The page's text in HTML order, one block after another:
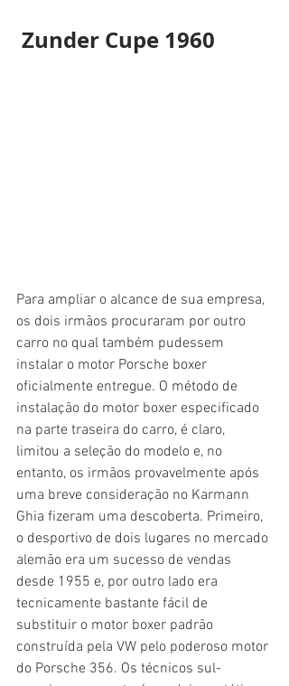
Zunder Cupe 1960
Para ampliar o alcance de sua empresa,
os dois irmãos procuraram por outro
carro no qual também pudessem
instalar o motor Porsche boxer
oficialmente entregue. O método de
instalação do motor boxer especificado
na parte traseira do carro, é claro,
limitou a seleção do modelo e, no
entanto, os irmãos provavelmente após
uma breve consideração no Karmann
Ghia fizeram uma descoberta. Primeiro,
o desportivo de dois lugares no mercado
alemão era um sucesso de vendas
desde 1955 e, por outro lado era
tecnicamente bastante fácil de
substituir o motor boxer padrão
construída pela VW pelo poderoso motor
do Porsche 356. Os técnicos sul-